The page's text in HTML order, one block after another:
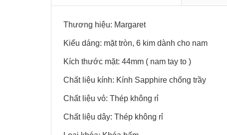
Thương hiệu: Margaret
Kiểu dáng: mặt tròn, 6 kim dành cho nam
Kích thước mặt: 44mm ( nam tay to )
Chất liệu kính: Kính Sapphire chống trầy
Chất liệu vỏ: Thép không rỉ
Chất liệu dây: Thép không rỉ